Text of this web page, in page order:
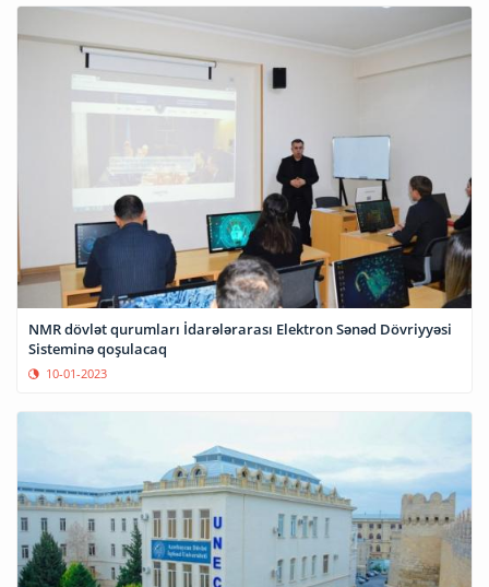
NMR dövlət qurumları İdarələrarası Elektron Sənəd Dövriyyəsi
Sisteminə qoşulacaq
10-01-2023